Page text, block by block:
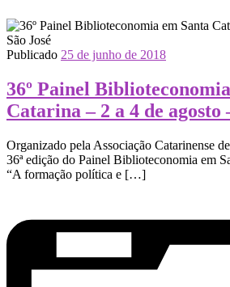
Publicado 25 de junho de 2018
36º Painel
Catarina – 2 a 4 de agosto
Organizado pela Associação Catarinense
36ª edição do Painel Biblioteconomia em
“A formação política e […]